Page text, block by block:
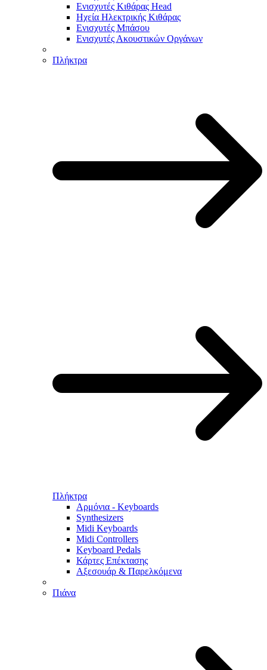
Ενισχυτές Κιθάρας Head
Ηχεία Ηλεκτρικής Κιθάρας
Ενισχυτές Μπάσου
Ενισχυτές Ακουστικών Οργάνων
Πλήκτρα
Πλήκτρα
Αρμόνια - Keyboards
Synthesizers
Midi Keyboards
Midi Controllers
Keyboard Pedals
Κάρτες Επέκτασης
Αξεσουάρ & Παρελκόμενα
Πιάνα